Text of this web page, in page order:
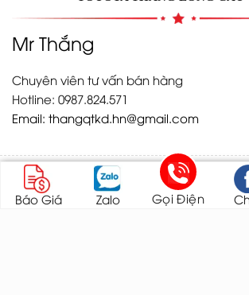
Báo Giá Zalo Gọi Điện
Mr Thắng
Chuyên viên tư vấn bán hàng
Hotline: 0987.824.571
Email: thangqtkd.hn@gmail.com